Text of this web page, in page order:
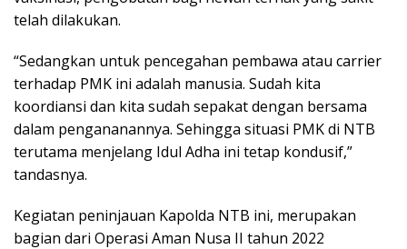
telah dilakukan.
“Sedangkan untuk pencegahan pembawa atau carrier
terhadap PMK ini adalah manusia. Sudah kita
koordiansi dan kita sudah sepakat dengan bersama
dalam pengananannya. Sehingga situasi PMK di NTB
terutama menjelang Idul Adha ini tetap kondusif,”
tandasnya.
Kegiatan peninjauan Kapolda NTB ini, merupakan
bagian dari Operasi Aman Nusa II tahun 2022